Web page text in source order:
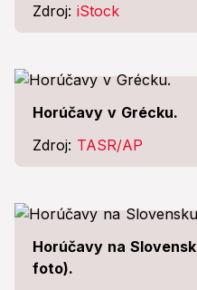
Zdroj: iStock
Horúčavy v Grécku.
Zdroj: TASR/AP
Horúčavy na
foto).